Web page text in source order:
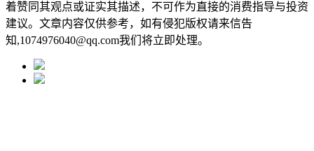
着赞同其观点或证实其描述，不可作为直接的消费指导与投资
建议。文章内容仅供参考，如有侵犯版权请来信告
知,1074976040@qq.com我们将立即处理。